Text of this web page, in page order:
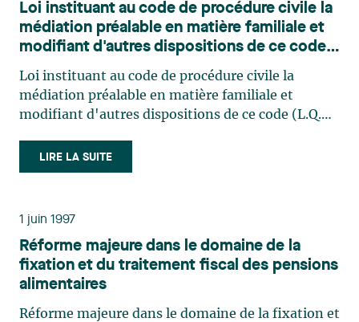
Loi instituant au code de procédure civile la
médiation préalable en matière familiale et
modifiant d'autres dispositions de ce code
(L.Q. 1997, C. 42)
Loi instituant au code de procédure civile la
médiation préalable en matière familiale et
modifiant d'autres dispositions de ce code (L.Q.
LIRE LA SUITE
1 juin 1997
Réforme majeure dans le domaine de la
fixation et du traitement fiscal des pensions
alimentaires
Réforme majeure dans le domaine de la fixation et